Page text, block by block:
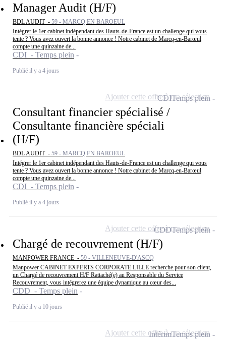
Manager Audit (H/F)
BDL AUDIT - 59 - MARCQ EN BAROEUL
Intégrer le 1er cabinet indépendant des Hauts-de-France est un challenge qui vous
tente ? Vous avez ouvert la bonne annonce ! Notre cabinet de Marcq-en-Barœul
compte une quinzaine de...
CDI - Temps plein
Publié il y a 4 jours
Consultant financier spécialisé /
Consultante financière spéciali
(H/F)
BDL AUDIT - 59 - MARCQ EN BAROEUL
Intégrer le 1er cabinet indépendant des Hauts-de-France est un challenge qui vous
tente ? Vous avez ouvert la bonne annonce ! Notre cabinet de Marcq-en-Barœul
compte une quinzaine de...
CDI - Temps plein
Publié il y a 4 jours
CDITemps plein
Ajouter cette offre à ma sélection
Chargé de recouvrement (H/F)
MANPOWER FRANCE - 59 - VILLENEUVE-D'ASCQ
Manpower CABINET EXPERTS CORPORATE LILLE recherche pour son client,
un Chargé de recouvrement H/F Rattaché(e) au Responsable du Service
Recouvrement, vous intégrerez une équipe dynamique au cœur des...
CDD - Temps plein
Publié il y a 10 jours
CDDTemps plein
Ajouter cette offre à ma sélection
IntérimTemps plein
Ajouter cette offre à ma sélection